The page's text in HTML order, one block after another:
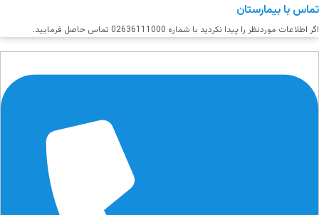
تماس با بیمارستان
اگر اطلاعات موردنظر را پیدا نکردید با شماره 02636111000 تماس حاصل فرمایید.